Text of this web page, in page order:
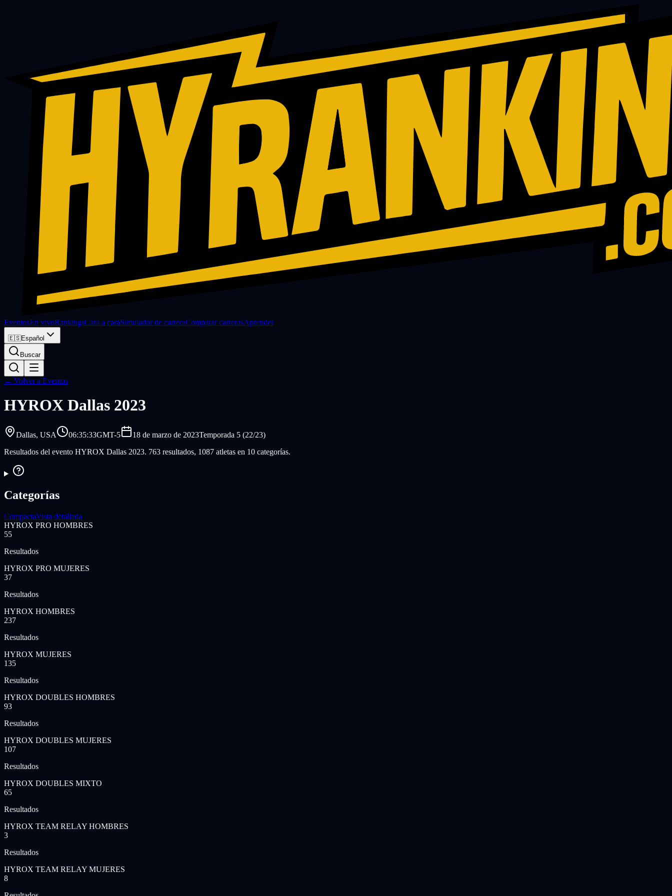
EventosEn vivoRankingsCara a caraSimulador de carreraComparar carrerasAprender
🇪🇸Español
Buscar
← Volver a Eventos
HYROX Dallas 2023
Dallas, USA 06:35:33GMT-5 18 de marzo de 2023Temporada 5 (22/23)
Resultados del evento HYROX Dallas 2023. 763 resultados, 1087 atletas en 10 categorías.
Categorías
CompactaVista detallada
HYROX PRO HOMBRES
55
Resultados
HYROX PRO MUJERES
37
Resultados
HYROX HOMBRES
237
Resultados
HYROX MUJERES
135
Resultados
HYROX DOUBLES HOMBRES
93
Resultados
HYROX DOUBLES MUJERES
107
Resultados
HYROX DOUBLES MIXTO
65
Resultados
HYROX TEAM RELAY HOMBRES
3
Resultados
HYROX TEAM RELAY MUJERES
8